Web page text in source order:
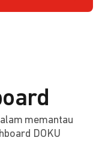
memantau
DOKU